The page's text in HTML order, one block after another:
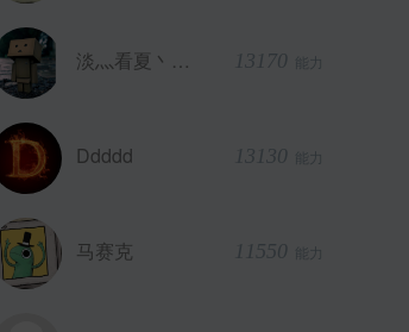
淡灬看夏丶恋雨 13170 能力
Ddddd 13130 能力
马赛克 11550 能力